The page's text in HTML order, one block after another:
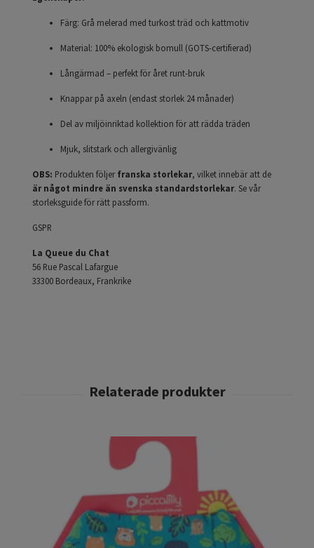
Färg: Grå melerad med turkost träd och kattmotiv
Material: 100% ekologisk bomull (GOTS-certifierad)
Långärmad – perfekt för året runt-bruk
Knappar på axeln (endast storlek 24 månader)
Del av miljöinriktad kollektion för att rädda träden
Mjuk, slitstark och allergivänlig
OBS: Produkten följerfranska storlekar, vilket innebär att de
är något mindre än svenska standardstorlekar. Se vår
storleksguide för rätt passform.
GSPR
La Queue du Chat
56 Rue Pascal Lafargue
33300 Bordeaux, Frankrike